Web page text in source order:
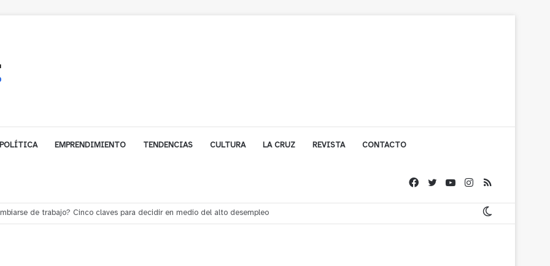
POLÍTICA EMPRENDIMIENTO TENDENCIAS CULTURA LA CRUZ REVISTA CONTACTO
financiamiento para avanzar en la construcción del Puente Colón de Limache